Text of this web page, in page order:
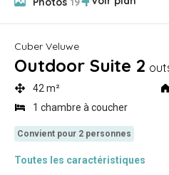
Cuber Veluwe
Outdoor Suite 2
42 m²
1 chambre à coucher
Toutes les caractéristiques